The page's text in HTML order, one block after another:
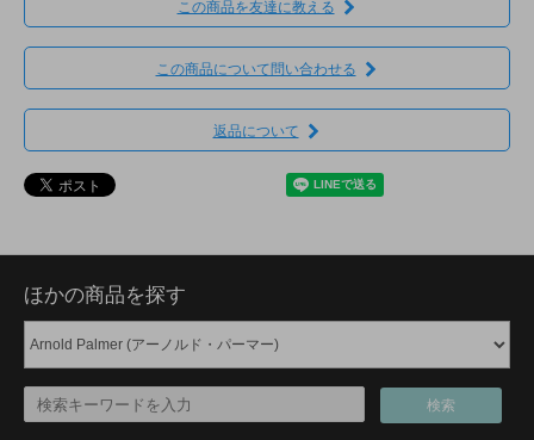
この商品を友達に教える
この商品について問い合わせる
返品について
ほかの商品を探す
検索